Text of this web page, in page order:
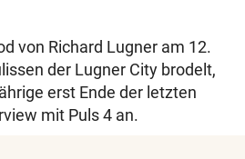
von Richard Lugner am 12.
der Lugner City brodelt,
erst Ende der letzten
mit Puls 4 an.